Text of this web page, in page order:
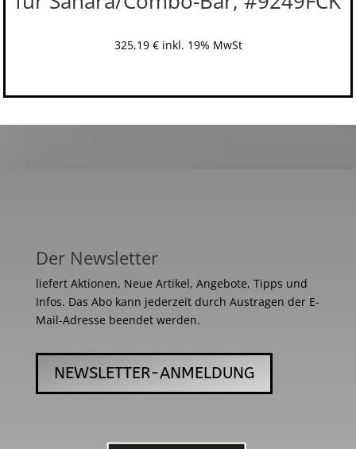
325,19 € inkl. 19% MwSt
Der Newsletter
liefert Aktionen, Neue Artikel, Angebote, Tipps und
Infos. Das Abo kann jederzeit durch Austragen der E-
Mail-Adresse beendet werden.
NEWSLETTER-ANMELDUNG